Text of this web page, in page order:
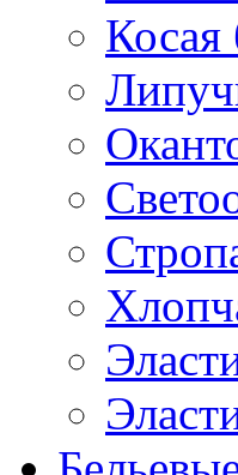
Косая